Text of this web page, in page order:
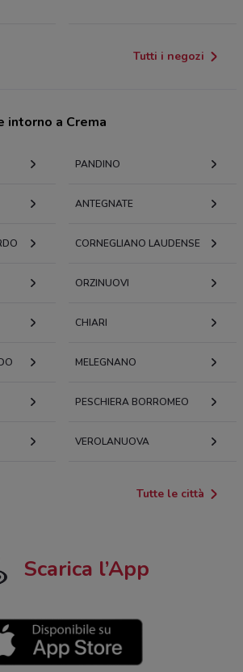
Tutti i negozi
a Crema
PANDINO
ANTEGNATE
CORNEGLIANO LAUDENSE
ORZINUOVI
CHIARI
MELEGNANO
PESCHIERA BORROMEO
VEROLANUOVA
Tutte le città
Scarica l’App